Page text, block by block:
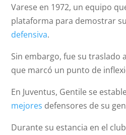
Varese en 1972, un equipo
plataforma para demostrar
defensiva.
Sin embargo, fue su traslado
que marcó un punto de
En Juventus, Gentile se
mejores defensores de su
Durante su estancia en el